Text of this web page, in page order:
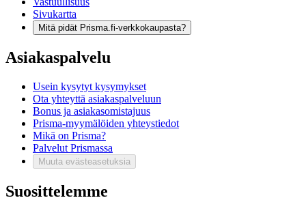
Sivukartta
Mitä pidät Prisma.fi-verkkokaupasta?
Asiakaspalvelu
Usein kysytyt kysymykset
Ota yhteyttä asiakaspalveluun
Bonus ja asiakasomistajuus
Prisma-myymälöiden yhteystiedot
Mikä on Prisma?
Palvelut Prismassa
Muuta evästeasetuksia
Suosittelemme